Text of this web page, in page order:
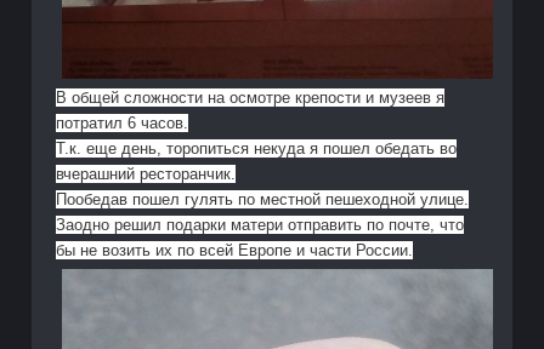
В общей сложности на осмотре крепости и музеев я
потратил 6 часов.
Т.к. еще день, торопиться некуда я пошел обедать во
вчерашний ресторанчик.
Пообедав пошел гулять по местной пешеходной улице.
Заодно решил подарки матери отправить по почте, что
бы не возить их по всей Европе и части России.